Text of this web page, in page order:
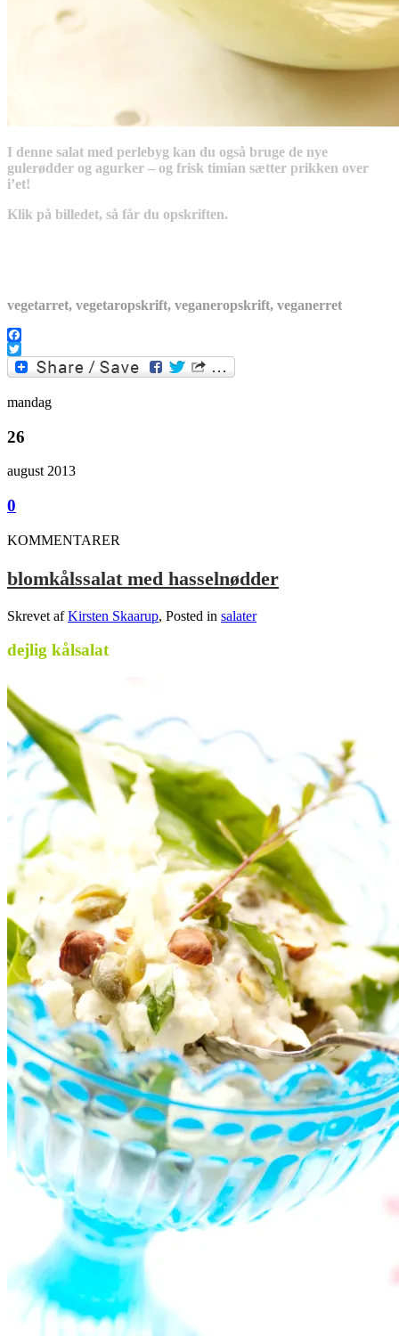
I denne salat med perlebyg kan du også bruge de nye
gulerødder og agurker – og frisk timian sætter prikken over
i’et!
Klik på billedet, så får du opskriften.
vegetarret, vegetaropskrift, veganeropskrift, veganerret
Facebook
Twitter
mandag
26
august 2013
0
KOMMENTARER
blomkålssalat med hasselnødder
Skrevet afKirsten Skaarup, Posted in salater
dejlig kålsalat